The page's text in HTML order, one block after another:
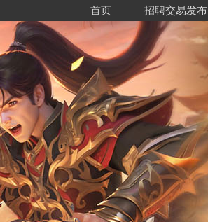
首页 招聘交易发布